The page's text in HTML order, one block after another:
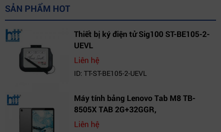
SẢN PHẨM HOT
Thiết bị ký điện tử Sig100 ST-BE105-2-
UEVL
Liên hệ
ID: TT-ST-BE105-2-UEVL
Máy tính bảng Lenovo Tab M8 TB-
8505X TAB 2G+32GGR,
VN_ZA5H0096VN
Liên hệ